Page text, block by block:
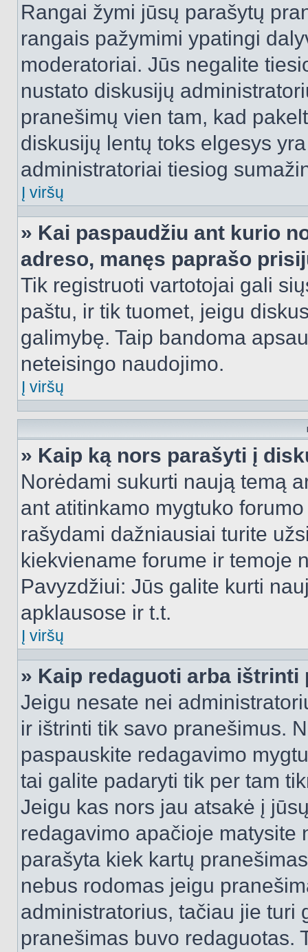
Rangai žymi jūsų parašytų
rangais pažymimi ypatingi
moderatoriai. Jūs negalite
nustato diskusijų
pranešimų vien tam, kad
diskusijų lentų toks elgesys
administratoriai tiesiog
Į viršų
» Kai paspaudžiu ant kurio
adreso, manęs paprašo
Tik registruoti vartotojai gali
paštu, ir tik tuomet, jeigu
galimybę. Taip bandoma
neteisingo naudojimo.
Į viršų
» Kaip ką nors parašyti į
Norėdami sukurti naują temą
ant atitinkamo mygtuko
rašydami dažniausiai turite
kiekviename forume ir temoje
Pavyzdžiui: Jūs galite kurti
apklausose ir t.t.
Į viršų
» Kaip redaguoti arba ištrinti
Jeigu nesate nei
ir ištrinti tik savo pranešimus.
paspauskite redagavimo
tai galite padaryti tik per tam
Jeigu kas nors jau atsakė į
redagavimo apačioje matysite
parašyta kiek kartų
nebus rodomas jeigu
administratorius, tačiau jie turi
pranešimas buvo redaguotas.